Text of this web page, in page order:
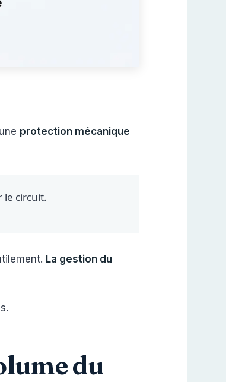
protection mécanique
le circuit.
La gestion du
du